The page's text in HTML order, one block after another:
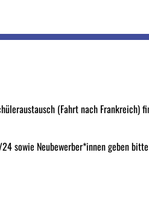
(Fahrt nach Frankreich)
sowie Neubewerber*innen geben